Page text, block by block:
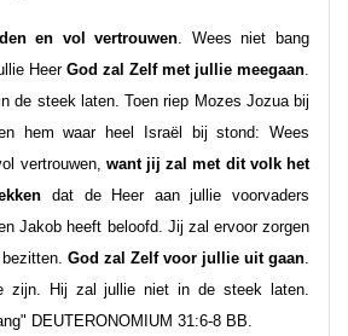
en vol vertrouwen. Wees niet bang
Heer God zal Zelf met jullie meegaan.
de steek laten. Toen riep Mozes Jozua bij
hem waar heel Israël bij stond: Wees
vertrouwen, want jij zal met dit volk het
dat de Heer aan jullie voorvaders
Jakob heeft beloofd. Jij zal ervoor zorgen
God zal Zelf voor jullie uit gaan.
zijn. Hij zal jullie niet in de steek laten.
DEUTERONOMIUM 31:6-8 BB.